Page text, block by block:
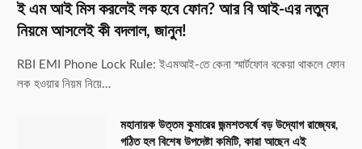
ই এম আই মিস করলেই লক হবে ফোন? আর বি আই-এর নতুন
নিয়মে আসলেই কী বদলাল, জানুন!
RBI EMI Phone Lock Rule: ইএমআই-তে কেনা স্মার্টফোন বকেয়া থাকলে ফোন
লক হওয়ার নিয়ম নিয়ে…
মহানায়ক উত্তম কুমারের জন্মশতবর্ষে বড় উদ্যোগ রাজ্যের,
গঠিত হল বিশেষ উপদেষ্টা কমিটি, কারা আছেন এই